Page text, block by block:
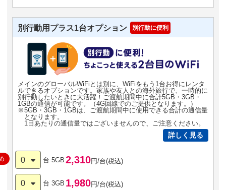
別行動用プラス1台オプション 別行動に便利
メインのグローバルWiFiとは別に、WiFiをもう1台お得にレンタ
ルできるオプションです。家族や友人との海外旅行で、一時的に
別行動したいときに大活躍！ご渡航期間中に合計5GB・3GB・
1GBの通信が可能です。（4G回線でのご提供となります。）
※5GB・3GB・1GBは、ご渡航期間中に使用できる合計の通信量
となります。
1日あたりの通信量ではございませんので、ご注意ください。
詳しく見る
0 台 5GB 2,310円/台(税込)
0 台 3GB 1,980円/台(税込)